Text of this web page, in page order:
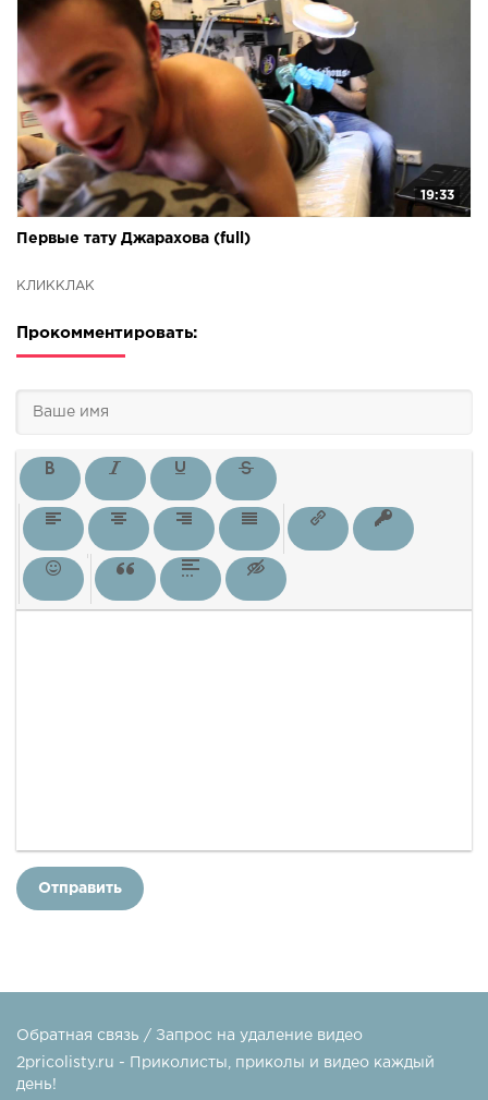
19:33
Первые тату Джарахова (full)
КЛИККЛАК
Прокомментировать:
Отправить
Обратная связь / Запрос на удаление видео
2pricolisty.ru - Приколисты, приколы и видео каждый
день!